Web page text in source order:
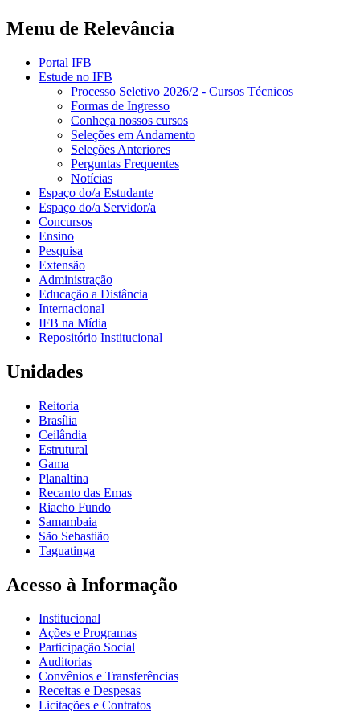
Menu de Relevância
Portal IFB
Estude no IFB
Processo Seletivo 2026/2 - Cursos Técnicos
Formas de Ingresso
Conheça nossos cursos
Seleções em Andamento
Seleções Anteriores
Perguntas Frequentes
Notícias
Espaço do/a Estudante
Espaço do/a Servidor/a
Concursos
Ensino
Pesquisa
Extensão
Administração
Educação a Distância
Internacional
IFB na Mídia
Repositório Institucional
Unidades
Reitoria
Brasília
Ceilândia
Estrutural
Gama
Planaltina
Recanto das Emas
Riacho Fundo
Samambaia
São Sebastião
Taguatinga
Acesso à Informação
Institucional
Ações e Programas
Participação Social
Auditorias
Convênios e Transferências
Receitas e Despesas
Licitações e Contratos